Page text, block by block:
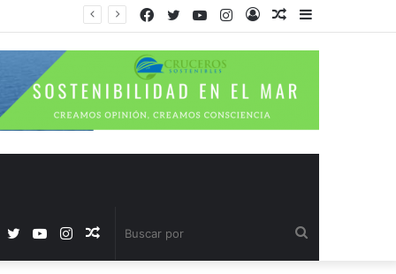
Barra
Publicación
Acceso
Instagram
YouTube
Twitter
Facebook
Publicación
Instagram
YouTube
Twitter